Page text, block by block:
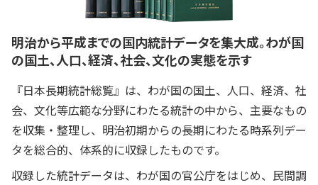
明治から平成までの国内統計データを集大成。わが国
の国土、人口、経済、社会、文化の実態を示す
『日本長期統計総覧』は、わが国の国土、人口、経済、社
会、文化等広範な分野にわたる統計の中から、主要なもの
を収集・整理し、明治初期からの長期にわたる時系列デー
タを総合的、体系的に収録したものです。
収録した統計データは、わが国の官公庁をはじめ、民間調